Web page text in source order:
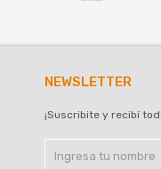
NEWSLETTER
¡Suscribite y recibí